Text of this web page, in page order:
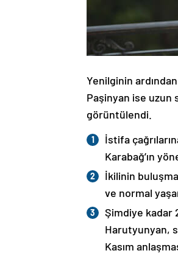
Yenilginin
Paşinyan ise
görüntülendi.
İstifa
Karabağ’ın
İkilinin
ve normal
Şimdiye kadar
Harutyunyan,
Kasım